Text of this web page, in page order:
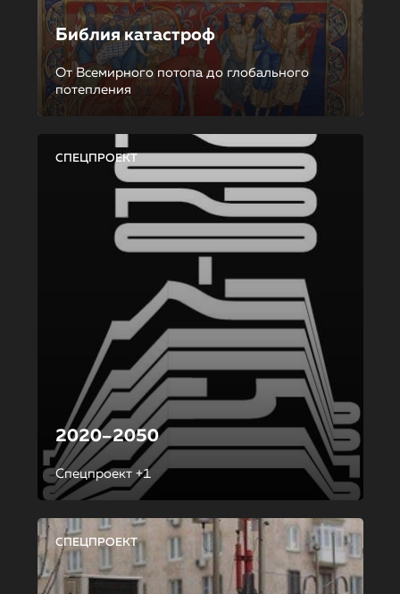
Библия катастроф
От Всемирного потопа до глобального
потепления
СПЕЦПРОЕКТ
2020–2050
Спецпроект +1
СПЕЦПРОЕКТ